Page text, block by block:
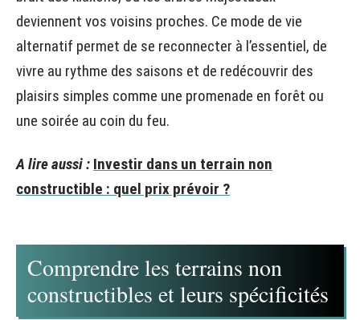
deviennent vos voisins proches. Ce mode de vie
alternatif permet de se reconnecter à l’essentiel, de
vivre au rythme des saisons et de redécouvrir des
plaisirs simples comme une promenade en forêt ou
une soirée au coin du feu.
A lire aussi : Investir dans un terrain non
constructible : quel prix prévoir ?
Comprendre les terrains non
constructibles et leurs spécificités